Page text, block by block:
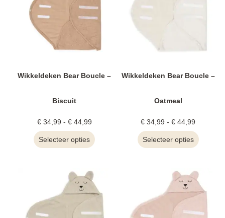
Wikkeldeken Bear Boucle –
Biscuit
€34,99 - €44,99
Selecteer opties
Wikkeldeken Bear Boucle –
Oatmeal
€ 34,99 - € 44,99
Selecteer opties